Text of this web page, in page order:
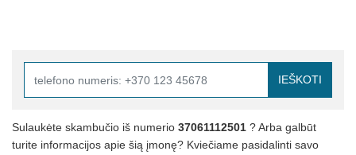
IEŠKOTI
Sulaukėte skambučio iš numerio 37061112501 ? Arba galbūt
turite informacijos apie šią įmonę? Kviečiame pasidalinti savo